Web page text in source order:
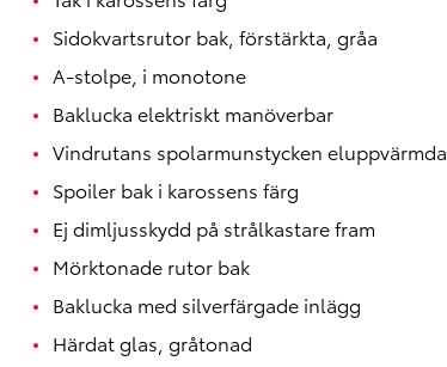
Sidokvartsrutor bak, förstärkta, gråa
A-stolpe, i monotone
Baklucka elektriskt manöverbar
Vindrutans spolarmunstycken eluppvärmda
Spoiler bak i karossens färg
Ej dimljusskydd på strålkastare fram
Mörktonade rutor bak
Baklucka med silverfärgade inlägg
Härdat glas, gråtonad